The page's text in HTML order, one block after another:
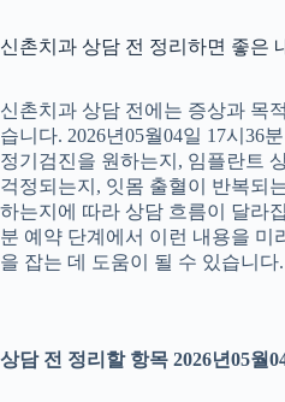
신촌치과 상담 전 정리하면 좋은
신촌치과 상담 전에는 증상과 목
습니다. 2026년05월04일 17시36
정기검진을 원하는지, 임플란트
걱정되는지, 잇몸 출혈이 반복되
하는지에 따라 상담 흐름이 달라
분 예약 단계에서 이런 내용을 미
을 잡는 데 도움이 될 수 있습니다
상담 전 정리할 항목 2026년05월